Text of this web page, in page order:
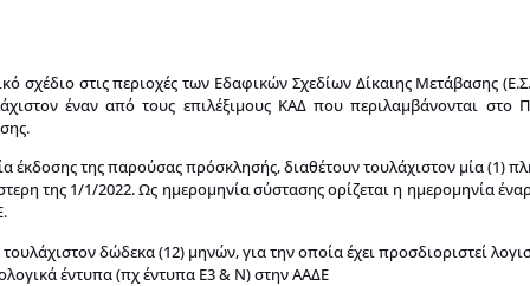
σχέδιο στις περιοχές των Εδαφικών Σχεδίων Δίκαιης Μετάβασης
έναν από τους επιλέξιμους ΚΑΔ που περιλαμβάνονται
έκδοσης της παρούσας πρόσκλησής, διαθέτουν τουλάχιστον μία (1)
της 1/1/2022. Ως ημερομηνία σύστασης ορίζεται η ημερομηνία
δώδεκα (12) μηνών, για την οποία έχει προσδιοριστεί
έντυπα (πχ έντυπα Ε3 & Ν) στην ΑΑΔΕ